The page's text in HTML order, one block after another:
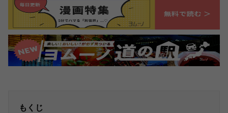
もくじ